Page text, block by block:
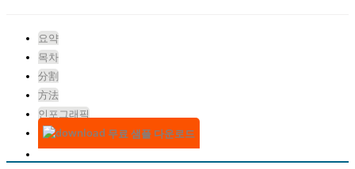
요약
목차
分割
方法
인포그래픽
무료 샘플 다운로드